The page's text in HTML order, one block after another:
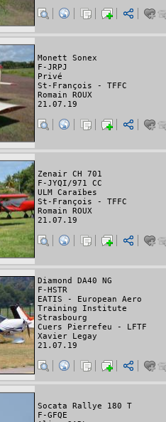
Monett Sonex
F-JRPJ
Privé
St-François - TFFC
Romain ROUX
21.07.19
Zenair CH 701
F-JYQI/971 CC
ULM Caraïbes
St-François - TFFC
Romain ROUX
21.07.19
Diamond DA40 NG
F-HSTR
EATIS - European Aero
Training Institute
Strasbourg
Cuers Pierrefeu - LFTF
Xavier Legay
21.07.19
Socata Rallye 180 T
F-GFQE